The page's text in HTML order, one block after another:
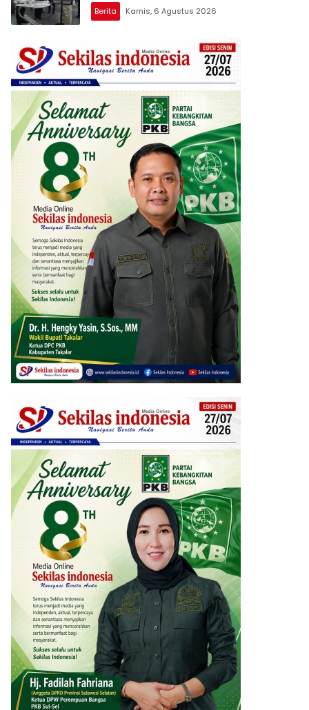
Berita Kamis, 6 Agustus 2026